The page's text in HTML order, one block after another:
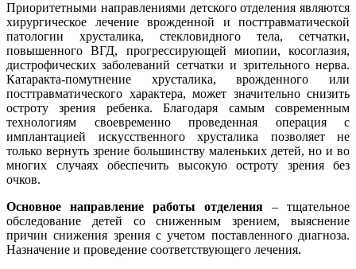
Приоритетными направлениями детского отделения являются
хирургическое лечение врожденной и посттравматической
патологии хрусталика, стекловидного тела, сетчатки,
повышенного ВГД, прогрессирующей миопии, косоглазия,
дистрофических заболеваний сетчатки и зрительного нерва.
Катаракта-помутнение хрусталика, врожденного или
посттравматического характера, может значительно снизить
остроту зрения ребенка. Благодаря самым современным
технологиям своевременно проведенная операция с
имплантацией искусственного хрусталика позволяет не
только вернуть зрение большинству маленьких детей, но и во
многих случаях обеспечить высокую остроту зрения без
очков.
Основное направление работы отделения – тщательное
обследование детей со сниженным зрением, выяснение
причин снижения зрения с учетом поставленного диагноза.
Назначение и проведение соответствующего лечения.